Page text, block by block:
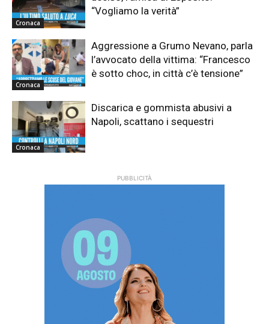
Cronaca
“Vogliamo la verità”
Cronaca
Aggressione a Grumo Nevano, parla
l’avvocato della vittima: “Francesco
è sotto choc, in città c’è tensione”
Cronaca
Discarica e gommista abusivi a
Napoli, scattano i sequestri
PUBBLICITÀ